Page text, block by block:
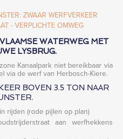
ZWAAR WERFVERKEER
- VERPLICHTE OMWEG
WATERWEG MET
LYSBRUG.
Kanaalpark niet bereikbaar via
via de werf van Herbosch-Kiere.
BOVEN 3.5 TON NAAR
rijden (rode pijlen op plan)
aan werfhekkens